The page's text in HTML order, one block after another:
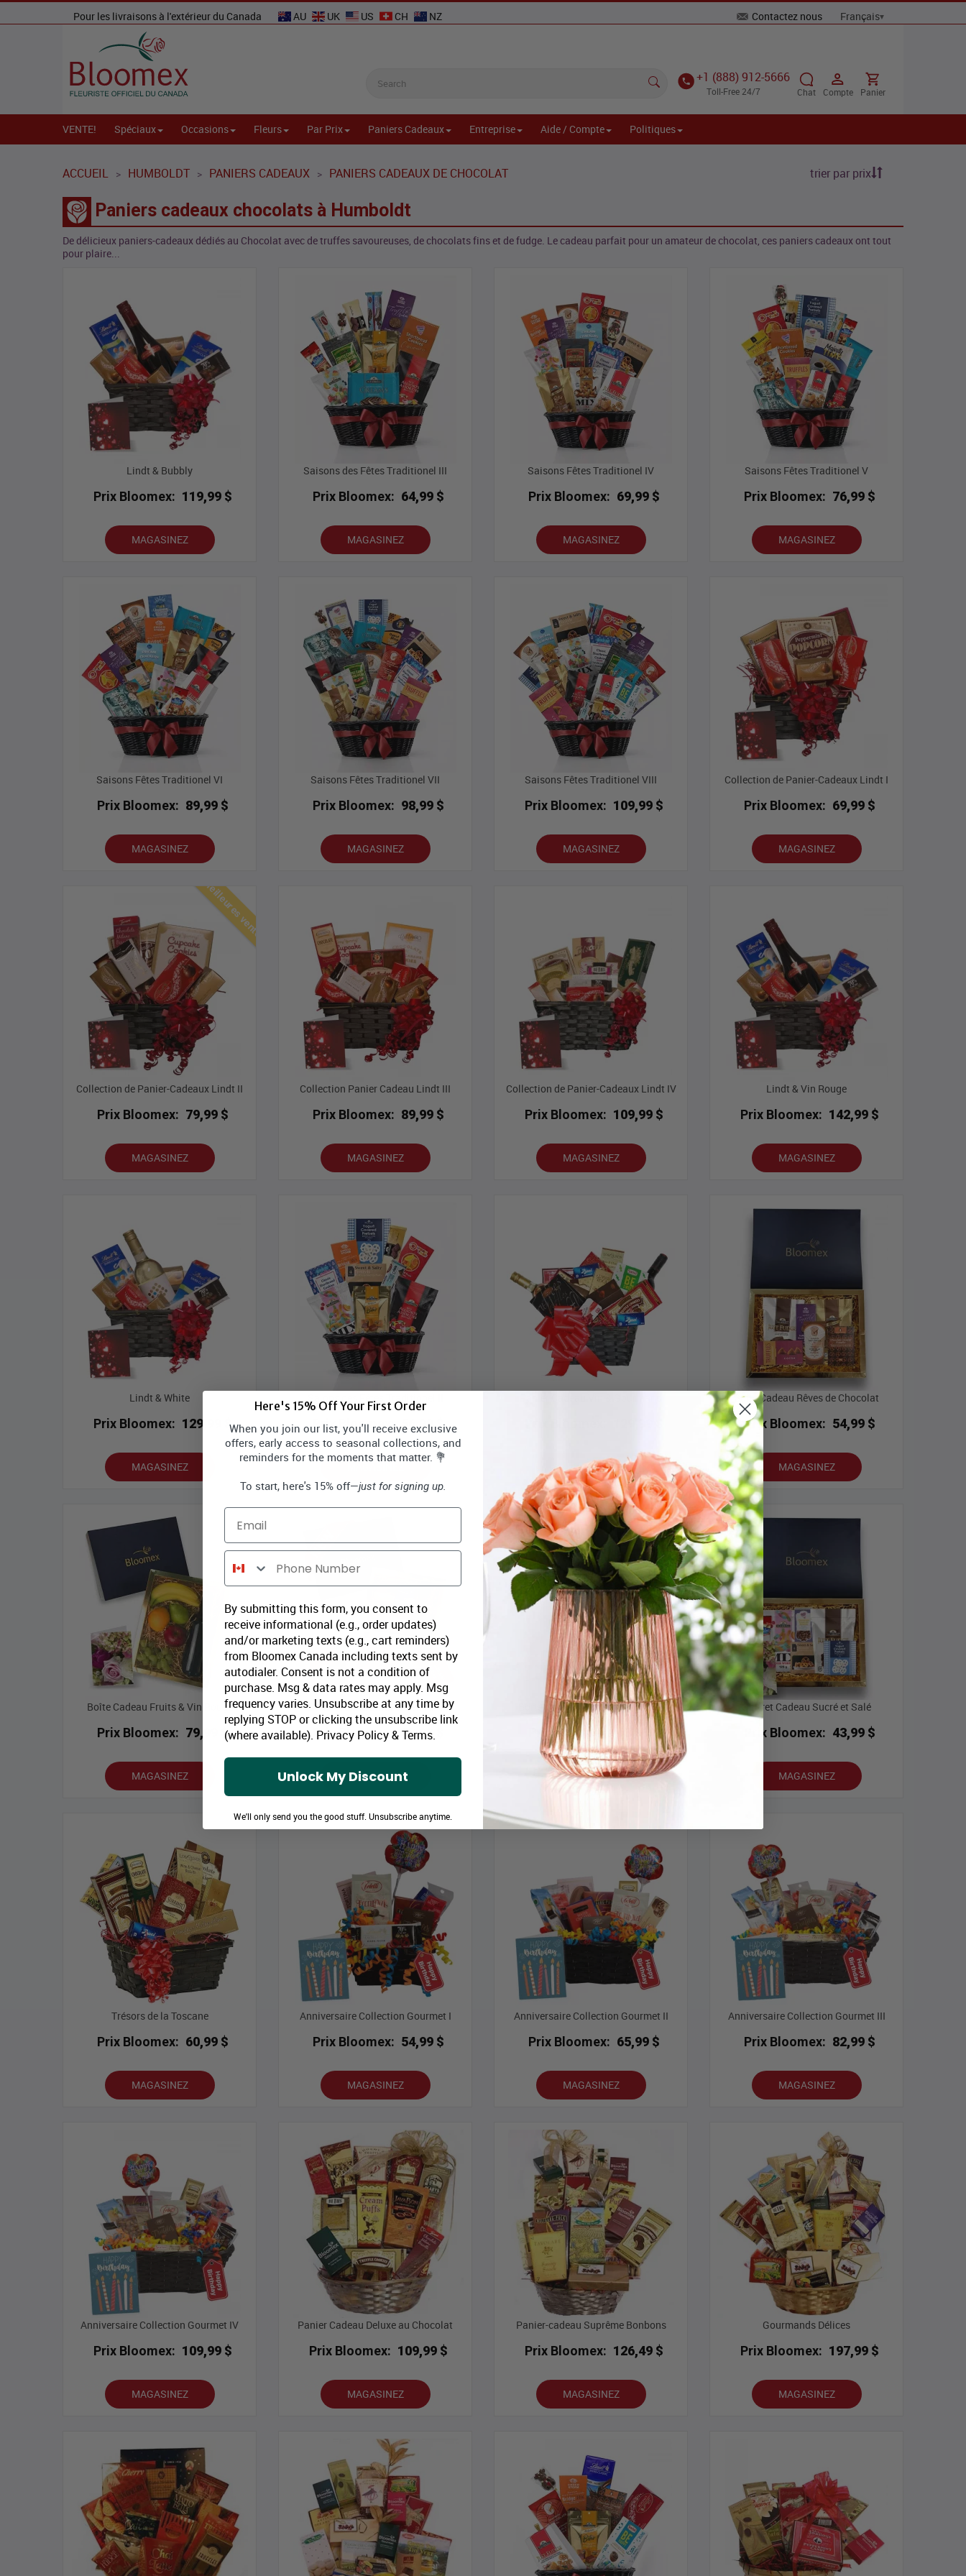
Pour les livraisons à l'extérieur du Canada AU UK US CH NZ Contactez nous
+1 (888) 912-5666
Toll-Free 24/7 Chat Compte Panier
VENTE! Spéciaux Occasions Fleurs Par Prix Paniers Cadeaux Entreprise Aide / Compte Politiques
ACCUEIL > HUMBOLDT > PANIERS CADEAUX > PANIERS CADEAUX DE CHOCOLAT trier par prix
Paniers cadeaux chocolats à Humboldt
De délicieux paniers-cadeaux dédiés au Chocolat avec de truffes savoureuses, de chocolats fins et de fudge. Le cadeau parfait pour un amateur de chocolat, ces paniers cadeaux ont tout
pour plaire...
Lindt & Bubbly
Prix Bloomex: 119,99 $
MAGASINEZ
Saisons des Fêtes Traditionel III
Prix Bloomex: 64,99 $
MAGASINEZ
Saisons Fêtes Traditionel IV
Prix Bloomex: 69,99 $
MAGASINEZ
Saisons Fêtes Traditionel V
Prix Bloomex: 76,99 $
MAGASINEZ
Saisons Fêtes Traditionel VI
Prix Bloomex: 89,99 $
MAGASINEZ
Saisons Fêtes Traditionel VII
Prix Bloomex: 98,99 $
MAGASINEZ
Saisons Fêtes Traditionel VIII
Prix Bloomex: 109,99 $
MAGASINEZ
Collection de Panier-Cadeaux Lindt I
Prix Bloomex: 69,99 $
MAGASINEZ
Meilleures ventes
Collection de Panier-Cadeaux Lindt II
Prix Bloomex: 79,99 $
MAGASINEZ
Collection Panier Cadeau Lindt III
Prix Bloomex: 89,99 $
MAGASINEZ
Collection de Panier-Cadeaux Lindt IV
Prix Bloomex: 109,99 $
MAGASINEZ
Lindt & Vin Rouge
Prix Bloomex: 142,99 $
MAGASINEZ
Lindt & White
Prix Bloomex: 129,99 $
MAGASINEZ
Saions des Fêtes Traditionel II
Prix Bloomex: 56,99 $
MAGASINEZ
Boîte Cadeau Rêves de Chocolat
Prix Bloomex: 54,99 $
MAGASINEZ
Boîte Cadeau Fruits & Vin Rouge
Prix Bloomex: 79,99 $
MAGASINEZ
Boîte-cadeau Lindt & Pétillant
Prix Bloomex: 89,99 $
MAGASINEZ
Boîte-Cadeau Échantillons Lindt
Prix Bloomex: 45,99 $
MAGASINEZ
Coffret Cadeau Sucré et Salé
Prix Bloomex: 43,99 $
MAGASINEZ
Trésors de la Toscane
Prix Bloomex: 60,99 $
MAGASINEZ
Anniversaire Collection Gourmet I
Prix Bloomex: 54,99 $
MAGASINEZ
Anniversaire Collection Gourmet II
Prix Bloomex: 65,99 $
MAGASINEZ
Anniversaire Collection Gourmet III
Prix Bloomex: 82,99 $
MAGASINEZ
Anniversaire Collection Gourmet IV
Prix Bloomex: 109,99 $
MAGASINEZ
Panier Cadeau Deluxe au Chocolat
Prix Bloomex: 109,99 $
MAGASINEZ
Panier-cadeau Suprême Bonbons
Prix Bloomex: 126,49 $
MAGASINEZ
Gourmands Délices
Prix Bloomex: 197,99 $
MAGASINEZ
Here's 15% Off Your First Order
When you join our list, you'll receive exclusive
offers, early access to seasonal collections, and
reminders for the moments that matter. 💐
To start, here's 15% off—just for signing up.
Email
Phone Number
By submitting this form, you consent to
receive informational (e.g., order updates)
and/or marketing texts (e.g., cart reminders)
from Bloomex Canada including texts sent by
autodialer. Consent is not a condition of
purchase. Msg & data rates may apply. Msg
frequency varies. Unsubscribe at any time by
replying STOP or clicking the unsubscribe link
(where available). Privacy Policy&Terms.
Unlock My Discount
We'll only send you the good stuff. Unsubscribe anytime.